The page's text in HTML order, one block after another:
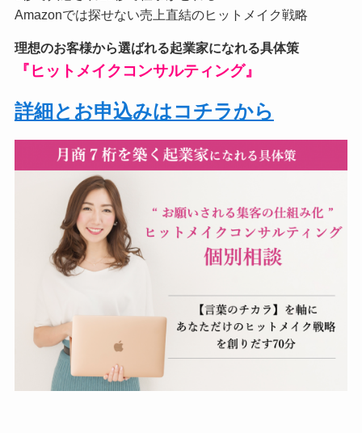
Amazonでは探せない売上直結のヒットメイク戦略
理想のお客様から選ばれる起業家になれる具体策
『ヒットメイクコンサルティング』
詳細とお申込みはコチラから